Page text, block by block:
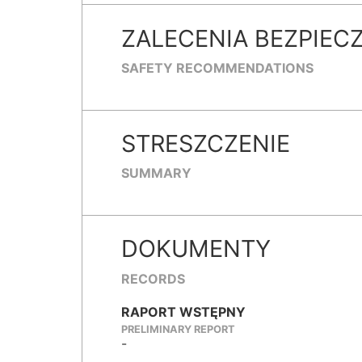
ZALECENIA
SAFETY RECOMMENDATIONS
STRESZCZENIE
SUMMARY
DOKUMENTY
RECORDS
RAPORT WSTĘPNY
PRELIMINARY REPORT
-